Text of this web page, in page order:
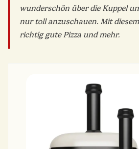
wunderschön über die Kuppel
nur toll anzuschauen. Mit
richtig gute Pizza und mehr.